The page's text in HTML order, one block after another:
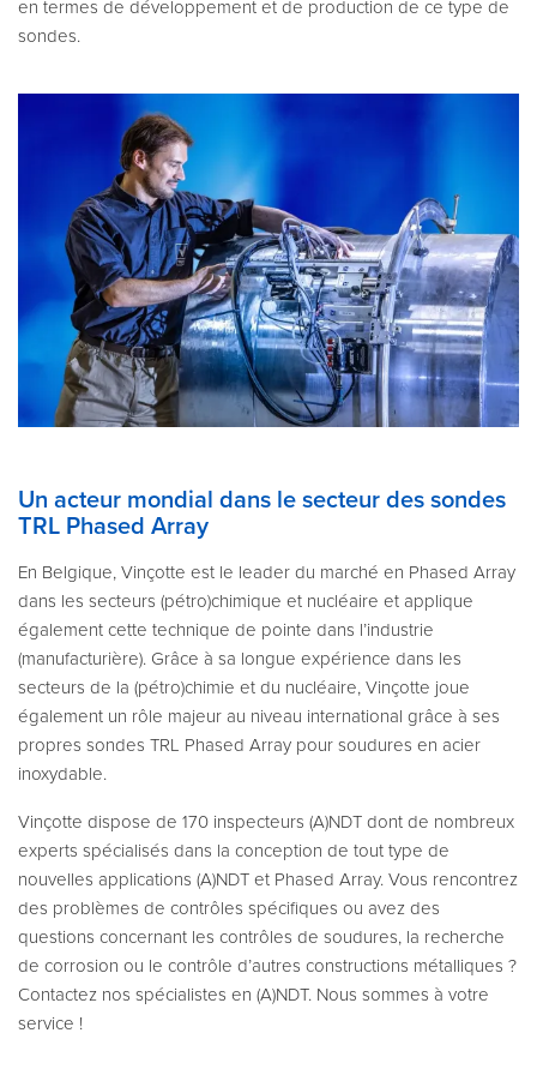
en termes de développement et de production de ce type de
sondes.
Un acteur mondial dans le secteur des sondes
TRL Phased Array
En Belgique, Vinçotte est le leader du marché en Phased Array
dans les secteurs (pétro)chimique et nucléaire et applique
également cette technique de pointe dans l’industrie
(manufacturière). Grâce à sa longue expérience dans les
secteurs de la (pétro)chimie et du nucléaire, Vinçotte joue
également un rôle majeur au niveau international grâce à ses
propres sondes TRL Phased Array pour soudures en acier
inoxydable.
Vinçotte dispose de 170 inspecteurs (A)NDT dont de nombreux
experts spécialisés dans la conception de tout type de
nouvelles applications (A)NDT et Phased Array. Vous rencontrez
des problèmes de contrôles spécifiques ou avez des
questions concernant les contrôles de soudures, la recherche
de corrosion ou le contrôle d’autres constructions métalliques ?
Contactez nos spécialistes en (A)NDT. Nous sommes à votre
service !